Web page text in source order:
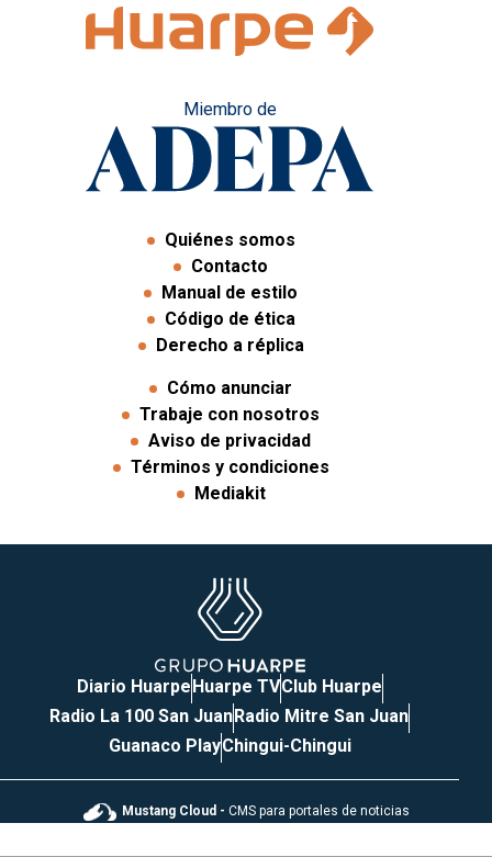
Miembro de
Quiénes somos
Contacto
Manual de estilo
Código de ética
Derecho a réplica
Cómo anunciar
Trabaje con nosotros
Aviso de privacidad
Términos y condiciones
Mediakit
Diario HuarpeHuarpe TVClub Huarpe
Radio La 100 San JuanRadio Mitre San Juan
Guanaco PlayChingui-Chingui
Mustang Cloud - CMS para portales de noticias